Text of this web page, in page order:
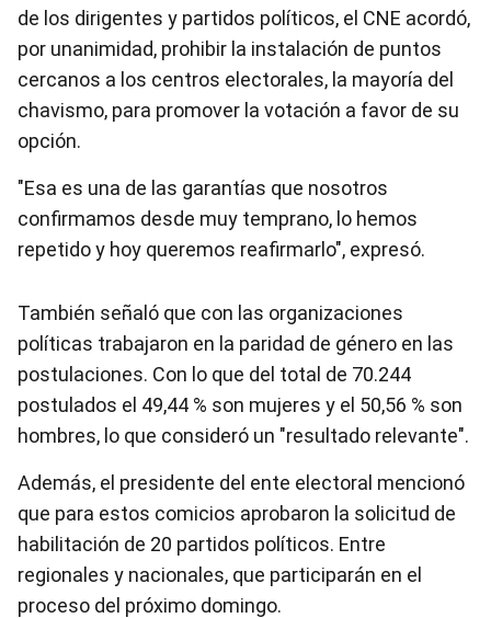
de los dirigentes y partidos políticos, el CNE acordó,
por unanimidad, prohibir la instalación de puntos
cercanos a los centros electorales, la mayoría del
chavismo, para promover la votación a favor de su
opción.
"Esa es una de las garantías que nosotros
confirmamos desde muy temprano, lo hemos
repetido y hoy queremos reafirmarlo", expresó.
También señaló que con las organizaciones
políticas trabajaron en la paridad de género en las
postulaciones. Con lo que del total de 70.244
postulados el 49,44 % son mujeres y el 50,56 % son
hombres, lo que consideró un "resultado relevante".
Además, el presidente del ente electoral mencionó
que para estos comicios aprobaron la solicitud de
habilitación de 20 partidos políticos. Entre
regionales y nacionales, que participarán en el
proceso del próximo domingo.